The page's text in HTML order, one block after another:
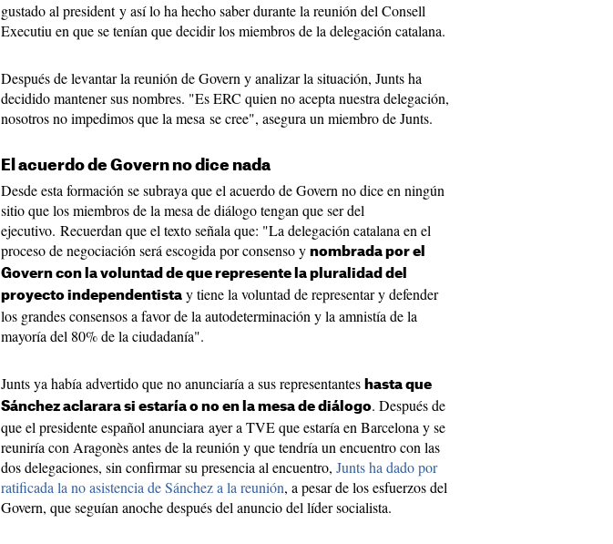
gustado al president y así lo ha hecho saber durante la reunión del Consell
Executiu en que se tenían que decidir los miembros de la delegación catalana.
Después de levantar la reunión de Govern y analizar la situación, Junts ha
decidido mantener sus nombres. "Es ERC quien no acepta nuestra delegación,
nosotros no impedimos que la mesa se cree", asegura un miembro de Junts.
El acuerdo de Govern no dice nada
Desde esta formación se subraya que el acuerdo de Govern no dice en ningún
sitio que los miembros de la mesa de diálogo tengan que ser del
ejecutivo. Recuerdan que el texto señala que: "La delegación catalana en el
proceso de negociación será escogida por consenso y nombrada por el
Govern con la voluntad de que represente la pluralidad del
proyecto independentista y tiene la voluntad de representar y defender
los grandes consensos a favor de la autodeterminación y la amnistía de la
mayoría del 80% de la ciudadanía".
Junts ya había advertido que no anunciaría a sus representantes hasta que
Sánchez aclarara si estaría o no en la mesa de diálogo. Después de
que el presidente español anunciara ayer a TVE que estaría en Barcelona y se
reuniría con Aragonès antes de la reunión y que tendría un encuentro con las
dos delegaciones, sin confirmar su presencia al encuentro, Junts ha dado por
ratificada la no asistencia de Sánchez a la reunión, a pesar de los esfuerzos del
Govern, que seguían anoche después del anuncio del líder socialista.